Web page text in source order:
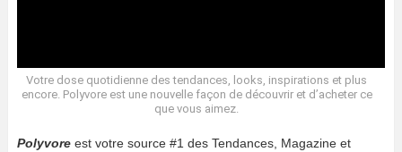
Votre dose quotidienne des tendances, looks, inspirations et plus
encore. Polyvore est une nouvelle façon de découvrir et d’acheter ce
que vous aimez.
Polyvore est votre source #1 des Tendances, Magazine et